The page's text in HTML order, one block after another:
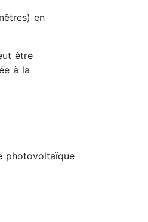
en
être
à la
photovoltaïque